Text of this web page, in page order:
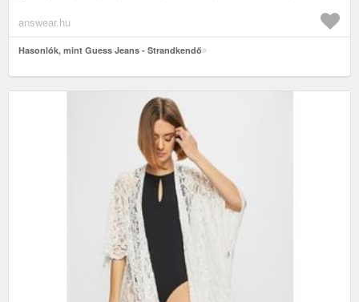
answear.hu
Hasonlók, mint Guess Jeans - Strandkendő